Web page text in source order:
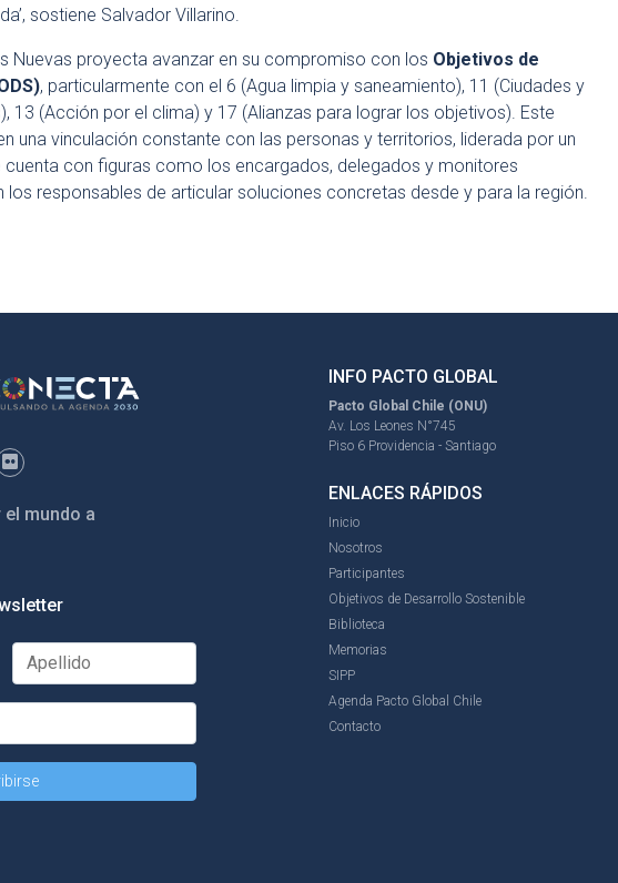
sostiene Salvador Villarino.
Nuevas proyecta avanzar en su compromiso con los Objetivos de
, particularmente con el 6 (Agua limpia y saneamiento), 11 (Ciudades y
13 (Acción por el clima) y 17 (Alianzas para lograr los objetivos). Este
una vinculación constante con las personas y territorios, liderada por un
cuenta con figuras como los encargados, delegados y monitores
los responsables de articular soluciones concretas desde y para la región.
mundo a
INFO PACTO GLOBAL
Pacto Global Chile (ONU)
Av. Los Leones N°745
Piso 6 Providencia - Santiago
ENLACES RÁPIDOS
Inicio
Nosotros
Participantes
Objetivos de Desarrollo Sostenible
Biblioteca
Memorias
SIPP
Agenda Pacto Global Chile
Contacto